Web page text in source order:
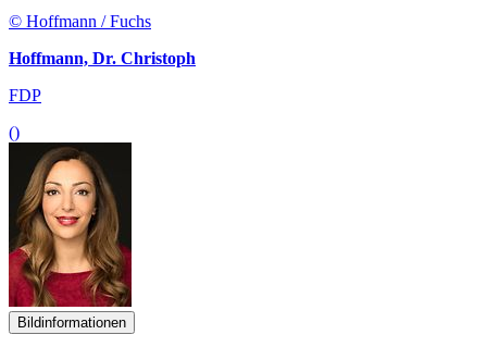
© Hoffmann / Fuchs
Hoffmann, Dr. Christoph
FDP
()
Bildinformationen